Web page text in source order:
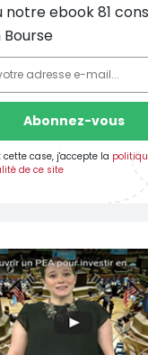
notre ebook 81
cette case, j'accepte la
de ce site